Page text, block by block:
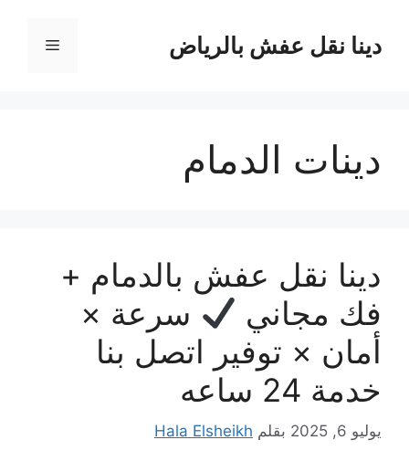
المحتوىدينا نقل عفش بالرياض القائمة
دينات الدمام
دينا نقل عفش بالدمام +
فك مجاني
سرعة ×
أمان × توفير اتصل بنا
خدمة 24 ساعه
يوليو 6, 2025 بقلم Hala Elsheikh